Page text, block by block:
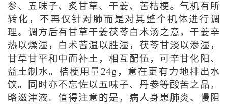
参、五味子、炙甘草、干姜、苦桔梗。气机有所
转化，不再仅针对肺而是对其整个机体进行调
理。调方后有甘草干姜茯苓白术汤之意，干姜辛
热以燥湿，白术苦温以胜湿，茯苓甘淡以渗湿，
甘草甘平和中而补土，相互配伍，可辛甘化阳、
益土制水。桔梗用量24g，意在更有力地排出水
饮。同时亦不忘佐以五味子、丹参等酸苦之品，
略滋津液。值得注意的是，病人身患肺炎、慢阻